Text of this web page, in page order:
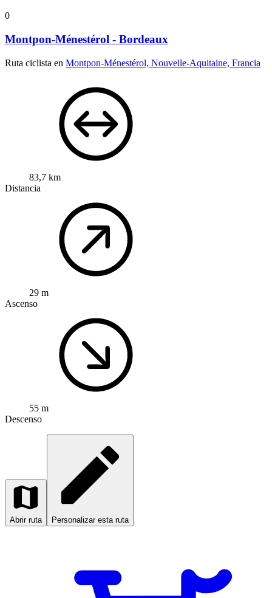
0
Montpon-Ménestérol - Bordeaux
Ruta ciclista en Montpon-Ménestérol, Nouvelle-Aquitaine, Francia
83,7 km
Distancia
29 m
Ascenso
55 m
Descenso
Abrir ruta Personalizar esta ruta